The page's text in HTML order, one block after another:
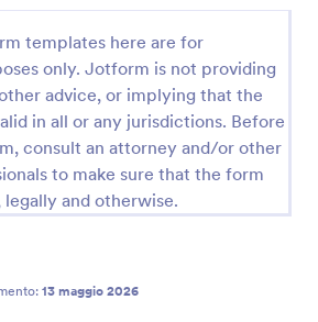
templates here are for
only. Jotform is not providing
advice, or implying that the
in all or any jurisdictions. Before
consult an attorney and/or other
to make sure that the form
and otherwise.
13 maggio 2026
Usa Template
Anteprima